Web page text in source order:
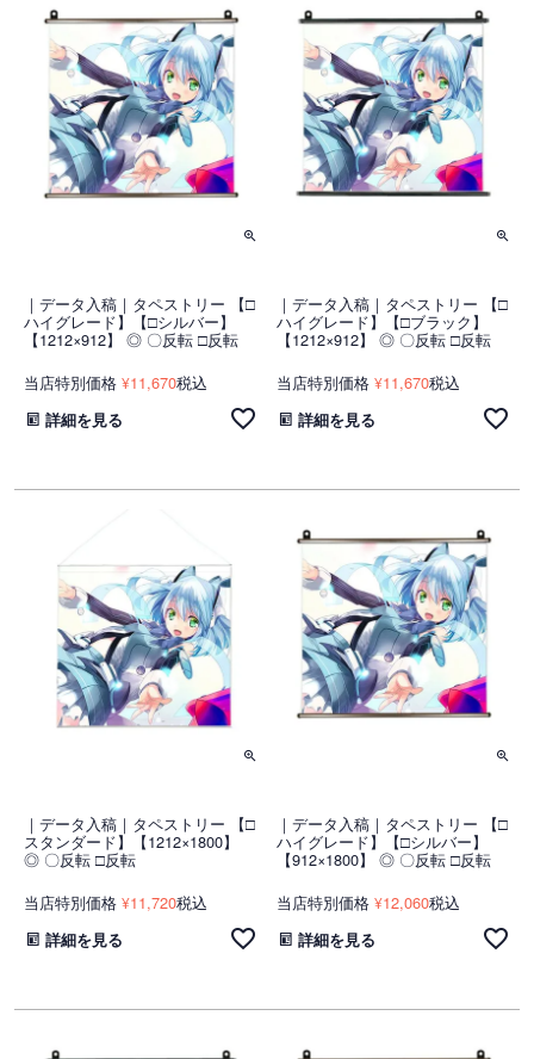
｜データ入稿｜タペストリー 【□
ハイグレード】【□シルバー】
【1212×912】 ◎ 〇反転 □反転
当店特別価格 ¥11,670税込
詳細を見る
｜データ入稿｜タペストリー 【□
ハイグレード】【□ブラック】
【1212×912】 ◎ 〇反転 □反転
当店特別価格 ¥11,670税込
詳細を見る
｜データ入稿｜タペストリー 【□
スタンダード】【1212×1800】
◎ 〇反転 □反転
当店特別価格 ¥11,720税込
詳細を見る
｜データ入稿｜タペストリー 【□
ハイグレード】【□シルバー】
【912×1800】 ◎ 〇反転 □反転
当店特別価格 ¥12,060税込
詳細を見る